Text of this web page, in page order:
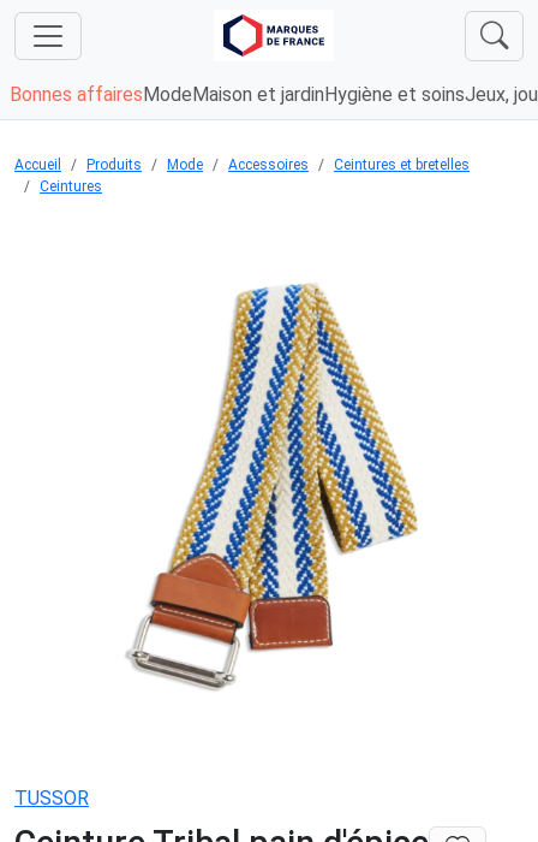
Bonnes affaires Mode Maison et jardin Hygiène et soinsJeux,
Accueil Produits Mode Accessoires
Ceintures et bretelles
Ceintures
TUSSOR